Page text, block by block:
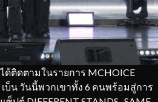
ติดตามในรายการ MCHOICE
เบ็น วันนี้พวกเขาทั้ง 6 คนพร้อมสู่การ